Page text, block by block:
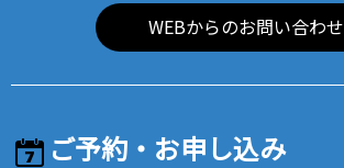
WEBからのお問い合わせ
ご予約・お申し込み